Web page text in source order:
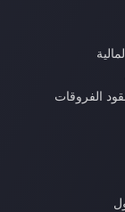
الفروقات